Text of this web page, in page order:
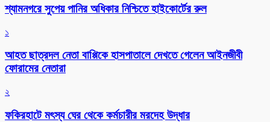
শ্যামনগরে সুপেয় পানির অধিকার নিশ্চিতে হাইকোর্টের রুল
১
আহত ছাত্রদল নেতা বাপ্পিকে হাসপাতালে দেখতে গেলেন আইনজীবী
ফোরামের নেতারা
২
ফকিরহাটে মৎস্য ঘের থেকে কর্মচারীর মরদেহ উদ্ধার